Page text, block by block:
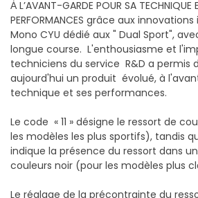
Ȧ L’AVANT-GARDE POUR SA TECHNIQUE
PERFORMANCES grâce aux
Mono CYU dédié aux " Dual Sport",
longue course. L'enthousiasme et
techniciens du service R&D a permis
aujourd'hui un produit évolué, à
technique et ses performances.
Le code « 11 » désigne le ressort de
les modèles les plus sportifs), tandis
indique la présence du ressort dans
couleurs noir (pour les modèles plus
Le réglage de la précontrainte du